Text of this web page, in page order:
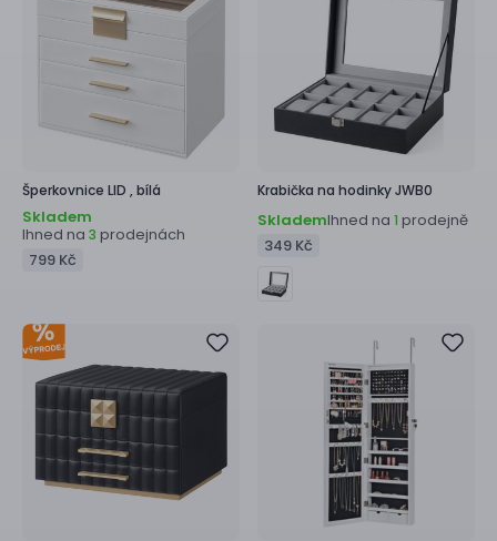
Šperkovnice LID ,bílá
Skladem
Ihned na 3 prodejnách
799 Kč
Krabička na hodinkyJWB0
SklademIhned na 1 prodejně
349 Kč